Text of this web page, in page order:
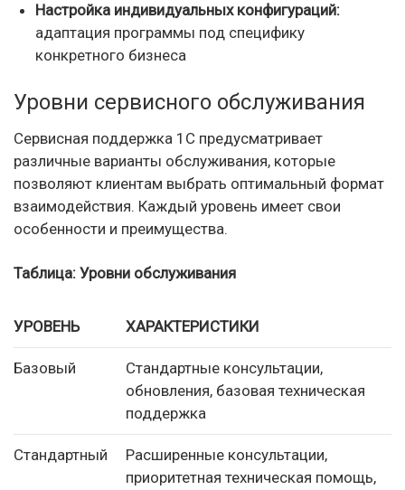
Настройка индивидуальных конфигураций:
адаптация программы под специфику
конкретного бизнеса
Уровни сервисного обслуживания
Сервисная поддержка 1С предусматривает
различные варианты обслуживания, которые
позволяют клиентам выбрать оптимальный формат
взаимодействия. Каждый уровень имеет свои
особенности и преимущества.
Таблица: Уровни обслуживания
УРОВЕНЬ ХАРАКТЕРИСТИКИ
Базовый
Стандартные консультации,
обновления, базовая техническая
поддержка
Стандартный
Расширенные консультации,
приоритетная техническая помощь,